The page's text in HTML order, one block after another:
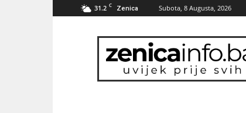
31.2 C Zenica Subota, 8 Augusta, 2026
zenicainfo.ba